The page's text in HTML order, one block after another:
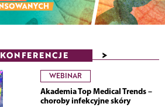
KONFERENCJE >
WEBINAR
Akademia Top Medical Trends –
choroby infekcyjne skóry